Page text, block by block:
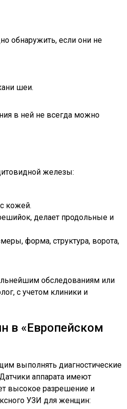
обнаружить, если они не
шеи.
в ней не всегда можно
железы:
кожей.
делает продольные и
форма, структура, ворота,
обследованиям или
с учетом клиники и
в «Европейском
выполнять диагностические
аппарата имеют
высокое разрешение и
УЗИ для женщин: